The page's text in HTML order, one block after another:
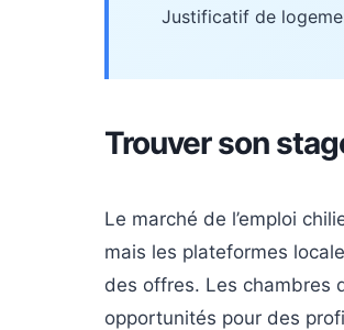
Justificatif de
Trouver son
Le marché de l’emploi
mais les plateformes
des offres. Les chambres
opportunités pour des